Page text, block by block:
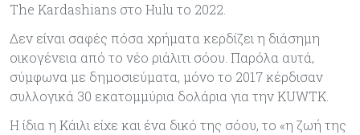
The Kardashians στο Hulu το 2022.
Δεν είναι σαφές πόσα χρήματα κερδίζει η διάσημη
οικογένεια από το νέο ριάλιτι σόου. Παρόλα αυτά,
σύμφωνα με δημοσιεύματα, μόνο το 2017 κέρδισαν
συλλογικά 30 εκατομμύρια δολάρια για την KUWTK.
Η ίδια η Κάιλι είχε και ένα δικό της σόου, το «η ζωή της